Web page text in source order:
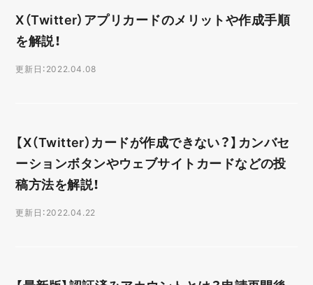
X（Twitter）アプリカードのメリットや作成手順
を解説！
更新日：2022.04.08
【X（Twitter）カードが作成できない？】カンバセ
ーションボタンやウェブサイトカードなどの投
稿方法を解説！
更新日：2022.04.22